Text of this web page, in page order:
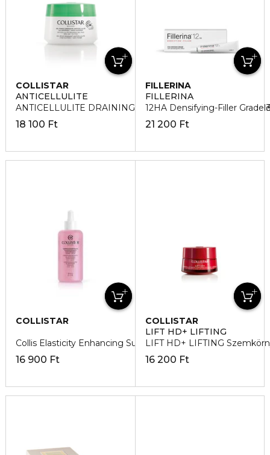
COLLISTAR
ANTICELLULITE
ANTICELLULITE DRAINING Narancsbőr Elleni Draining
18 100 Ft
FILLERINA
FILLERINA
12HA Densifying-Filler
21 200 Ft
COLLISTAR
Collis Elasticity Enhancing Super Concentrate 200ml
16 900 Ft
COLLISTAR
LIFT HD+ LIFTING
LIFT HD+ LIFTING
16 200 Ft